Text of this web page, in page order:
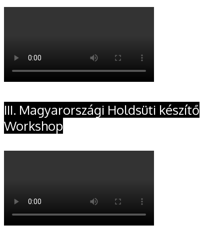
III. Magyarországi Holdsüti készítő
Workshop